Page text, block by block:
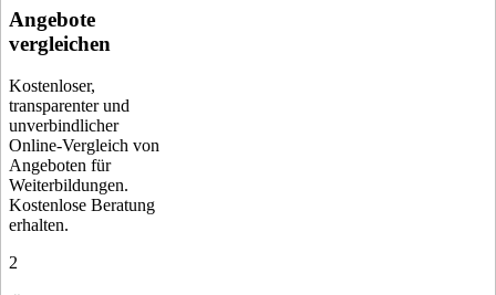
Angebote
vergleichen
Kostenloser,
transparenter und
unverbindlicher
Online-Vergleich von
Angeboten für
Weiterbildungen.
Kostenlose Beratung
erhalten.
2